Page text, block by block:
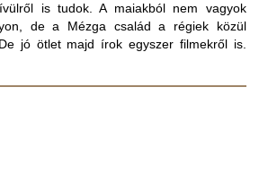
is tudok. A maiakból nem vagyok
de a Mézga család a régiek közül
jó ötlet majd írok egyszer filmekről is.